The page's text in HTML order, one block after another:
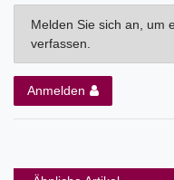
Melden Sie sich an, um
verfassen.
Anmelden